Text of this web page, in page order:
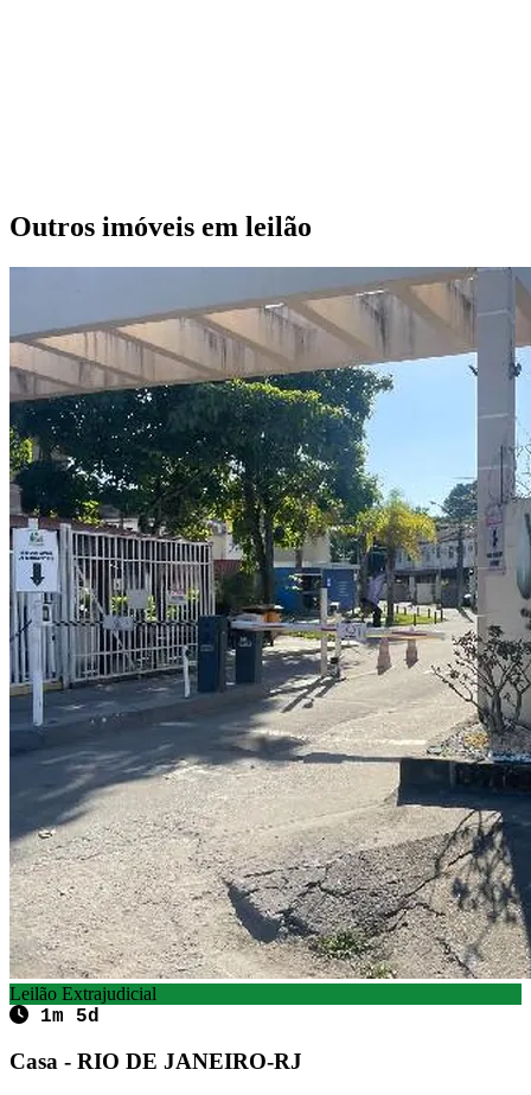
Outros imóveis em leilão
Leilão Extrajudicial
1m 5d
Casa - RIO DE JANEIRO-RJ